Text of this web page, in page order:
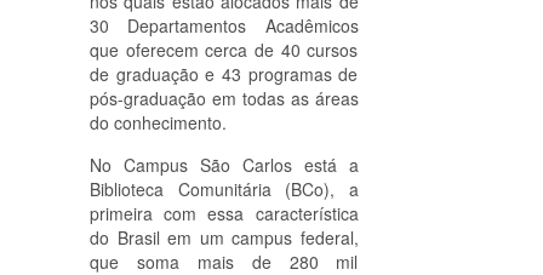
30 Departamentos Acadêmicos
que oferecem cerca de 40 cursos
de graduação e 43 programas de
pós-graduação em todas as áreas
do conhecimento.
No Campus São Carlos está a
Biblioteca Comunitária (BCo), a
primeira com essa característica
do Brasil em um campus federal,
que soma mais de 280 mil